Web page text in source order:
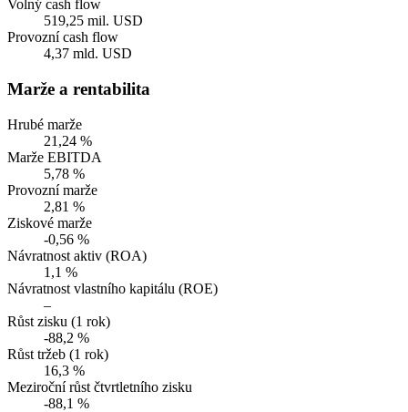
Volný cash flow
519,25 mil. USD
Provozní cash flow
4,37 mld. USD
Marže a rentabilita
Hrubé marže
21,24 %
Marže EBITDA
5,78 %
Provozní marže
2,81 %
Ziskové marže
-0,56 %
Návratnost aktiv (ROA)
1,1 %
Návratnost vlastního kapitálu (ROE)
–
Růst zisku (1 rok)
-88,2 %
Růst tržeb (1 rok)
16,3 %
Meziroční růst čtvrtletního zisku
-88,1 %